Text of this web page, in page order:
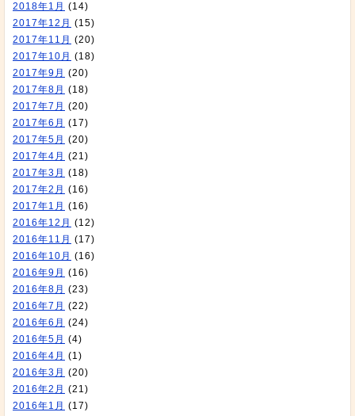
2018年1月 (14)
2017年12月 (15)
2017年11月 (20)
2017年10月 (18)
2017年9月 (20)
2017年8月 (18)
2017年7月 (20)
2017年6月 (17)
2017年5月 (20)
2017年4月 (21)
2017年3月 (18)
2017年2月 (16)
2017年1月 (16)
2016年12月 (12)
2016年11月 (17)
2016年10月 (16)
2016年9月 (16)
2016年8月 (23)
2016年7月 (22)
2016年6月 (24)
2016年5月 (4)
2016年4月 (1)
2016年3月 (20)
2016年2月 (21)
2016年1月 (17)